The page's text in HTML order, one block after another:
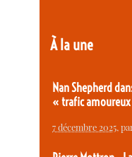
À la une
Nan Shepherd
« trafic
7 décembre 2025,